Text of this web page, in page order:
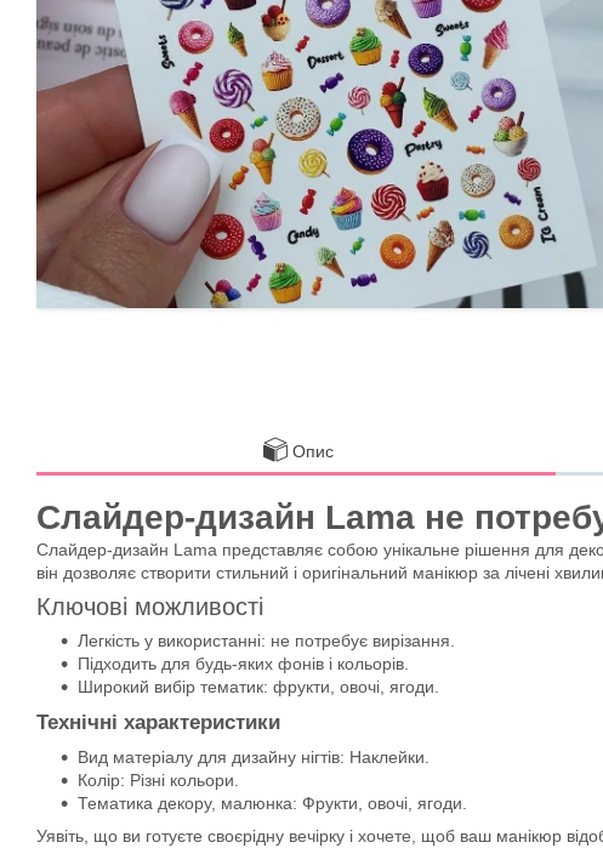
Опис
Слайдер-дизайн Lama не
Слайдер-дизайн Lama представляє собою унікальне рішення для
він дозволяє створити стильний і оригінальний манікюр за лічені
Ключові можливості
Легкість у використанні: не потребує вирізання.
Підходить для будь-яких фонів і кольорів.
Широкий вибір тематик: фрукти, овочі, ягоди.
Технічні характеристики
Вид матеріалу для дизайну нігтів: Наклейки.
Колір: Різні кольори.
Тематика декору, малюнка: Фрукти, овочі, ягоди.
Уявіть, що ви готуєте своєрідну вечірку і хочете, щоб ваш манікюр